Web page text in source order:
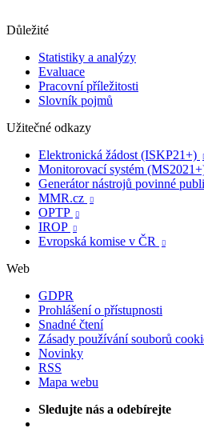
Důležité
Statistiky a analýzy
Evaluace
Pracovní příležitosti
Slovník pojmů
Užitečné odkazy
Elektronická žádost (ISKP21+)
Monitorovací systém
Generátor nástrojů povinné
MMR.cz 
OPTP 
IROP 
Evropská komise v ČR 
Web
GDPR
Prohlášení o přístupnosti
Snadné čtení
Zásady používání souborů
Novinky
RSS
Mapa webu
Sledujte nás a odebírejte